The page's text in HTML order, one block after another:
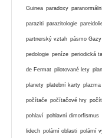
Guinea paradoxy
paraziti parazitologie
partnerský vztah pásmo Gazy
pedologie peníze periodická
de Fermat pilotované lety
planety platební karty plazma
počítače počítačové hry
pohlaví pohlavní dimorfismus
lidech polární oblasti polární